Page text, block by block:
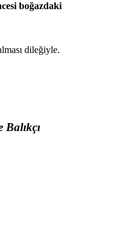
boğazdaki
dileğiyle.
Balıkçı